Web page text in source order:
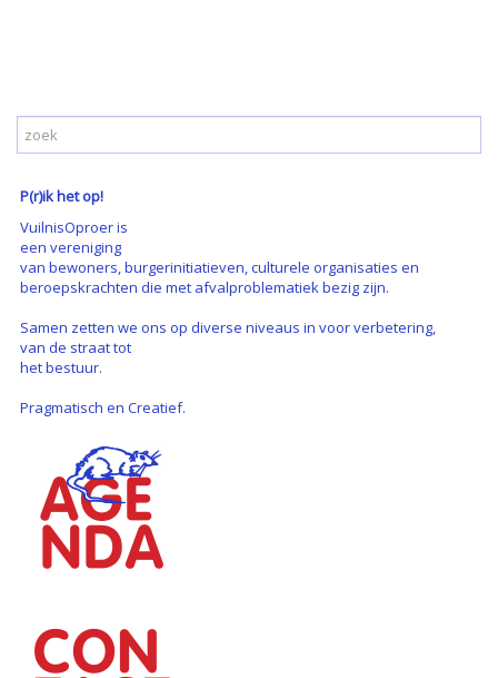
P(r)ik het op!
VuilnisOproer is
een vereniging
van bewoners, burgerinitiatieven, culturele organisaties en
beroepskrachten die met afvalproblematiek bezig zijn.
Samen zetten we ons op diverse niveaus in voor verbetering,
van de straat tot
het bestuur.
Pragmatisch en Creatief.